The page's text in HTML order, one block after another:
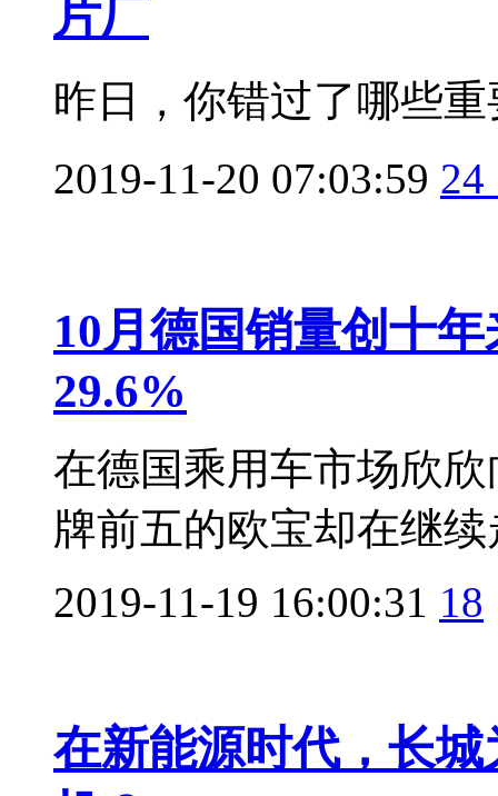
片厂
昨日，你错过了哪些
2019-11-20 07:03:59 24
10月德国销量创十
29.6%
在德国乘用车市场欣
牌前五的欧宝却在继
2019-11-19 16:00:31 18
在新能源时代，长